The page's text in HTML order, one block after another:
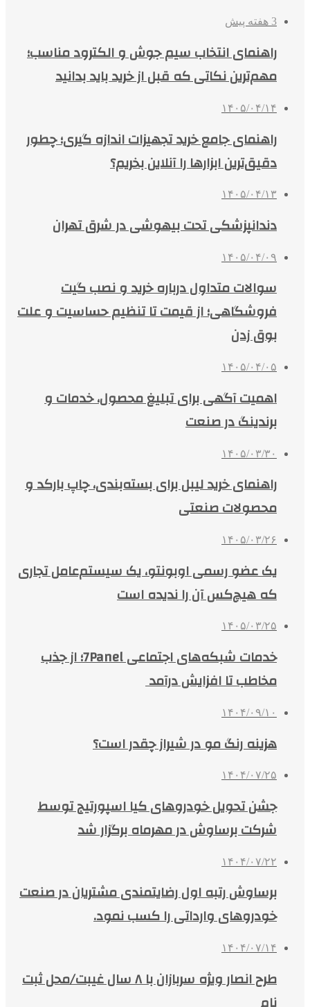
3 هفته پیش
راهنمای انتخاب سیم جوش و الکترود مناسب؛
مهم‌ترین نکاتی که قبل از خرید باید بدانید
۱۴۰۵/۰۴/۱۴
راهنمای جامع خرید تجهیزات اندازه گیری؛ چطور
دقیق‌ترین ابزارها را آنلاین بخریم؟
۱۴۰۵/۰۴/۱۳
دندانپزشکی تحت بیهوشی در شرق تهران
۱۴۰۵/۰۴/۰۹
سوالات متداول درباره خرید و نصب گیت
فروشگاهی؛ از قیمت تا تنظیم حساسیت و علت
بوق زدن
۱۴۰۵/۰۴/۰۵
اهمیت آگهی برای تبلیغ محصول، خدمات و
برندینگ در صنعت
۱۴۰۵/۰۳/۳۰
راهنمای خرید لیبل برای بسته‌بندی، چاپ بارکد و
محصولات صنعتی
۱۴۰۵/۰۳/۲۶
یک عضو رسمی اوبونتو، یک سیستم‌عامل تجاری
که هیچ‌کس آن را ندیده است
۱۴۰۵/۰۳/۲۵
خدمات شبکه‌های اجتماعی 7Panel؛ از جذب
مخاطب تا افزایش درآمد
۱۴۰۴/۰۹/۱۰
هزینه رنگ مو در شیراز چقدر است؟
۱۴۰۴/۰۷/۲۵
جشن تحویل خودروهای کیا اسپورتیج توسط
شرکت برساوش در مهرماه برگزار شد
۱۴۰۴/۰۷/۲۲
برساوش رتبه اول رضایتمندی مشتریان در صنعت
خودروهای وارداتی را کسب نمود.
۱۴۰۴/۰۷/۱۴
طرح انصار ویژه سربازان با ۸ سال غیبت/محل ثبت